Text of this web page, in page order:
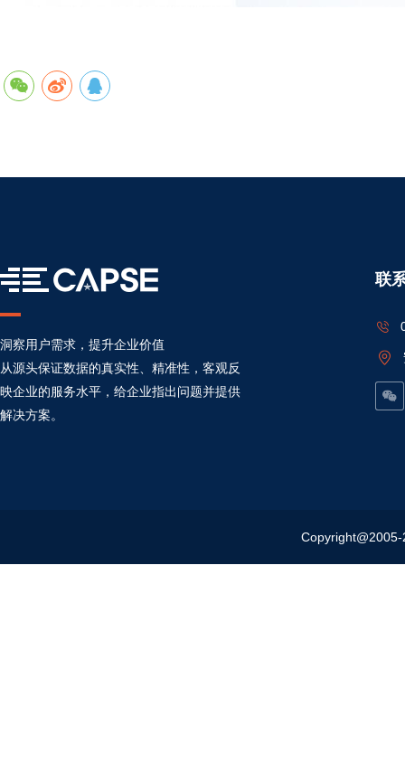
洞察用户需求，提升企业价值
从源头保证数据的真实性、精准性，客观反
映企业的服务水平，给企业指出问题并提供
解决方案。
联